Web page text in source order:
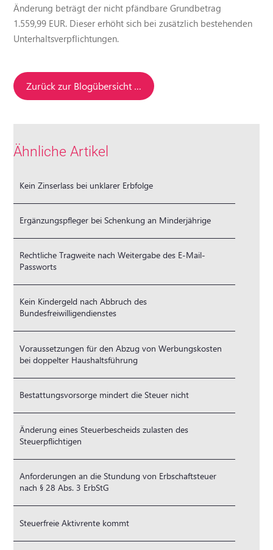
Änderung beträgt der nicht pfändbare Grundbetrag
1.559,99 EUR. Dieser erhöht sich bei zusätzlich bestehenden
Unterhaltsverpflichtungen.
Zurück zur Blogübersicht …
Ähnliche Artikel
Kein Zinserlass bei unklarer Erbfolge
Ergänzungspfleger bei Schenkung an Minderjährige
Rechtliche Tragweite nach Weitergabe des E-Mail-
Passworts
Kein Kindergeld nach Abbruch des
Bundesfreiwilligendienstes
Voraussetzungen für den Abzug von Werbungskosten
bei doppelter Haushaltsführung
Bestattungsvorsorge mindert die Steuer nicht
Änderung eines Steuerbescheids zulasten des
Steuerpflichtigen
Anforderungen an die Stundung von Erbschaftsteuer
nach § 28 Abs. 3 ErbStG
Steuerfreie Aktivrente kommt